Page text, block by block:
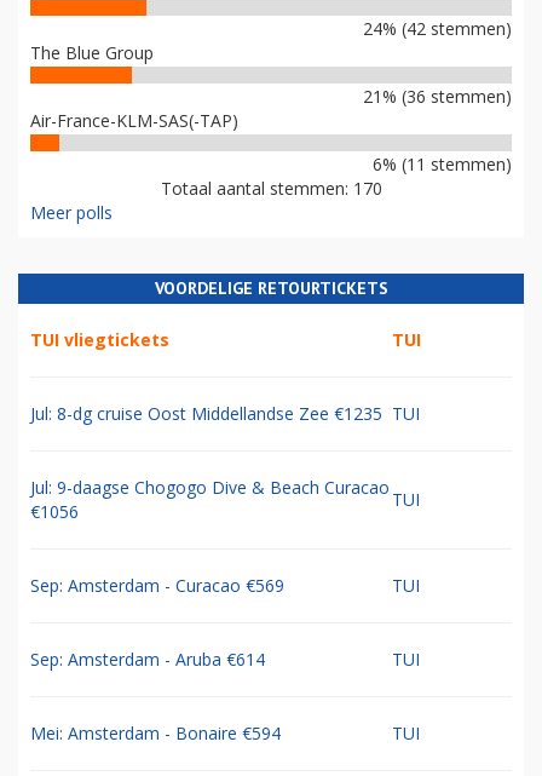
24% (42 stemmen)
The Blue Group
21% (36 stemmen)
Air-France-KLM-SAS(-TAP)
6% (11 stemmen)
Totaal aantal stemmen: 170
Meer polls
VOORDELIGE RETOURTICKETS
TUI vliegtickets TUI
Jul: 8-dg cruise Oost Middellandse Zee €1235 TUI
Jul: 9-daagse Chogogo Dive & Beach Curacao
€1056
TUI
Sep: Amsterdam - Curacao €569 TUI
Sep: Amsterdam - Aruba €614 TUI
Mei: Amsterdam - Bonaire €594 TUI